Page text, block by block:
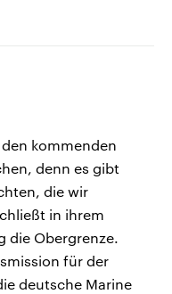
kommenden
denn es gibt
die wir
in ihrem
die Obergrenze.
für der
deutsche Marine